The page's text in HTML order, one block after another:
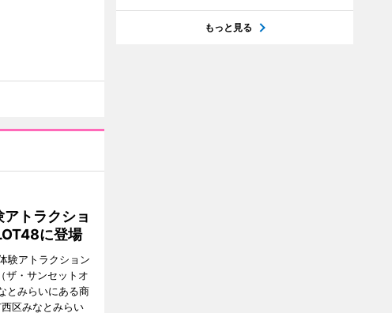
トラクショ
に登場
験アトラクション
ザ・サンセットオ
とみらいにある商
区みなとみらい
もっと見る